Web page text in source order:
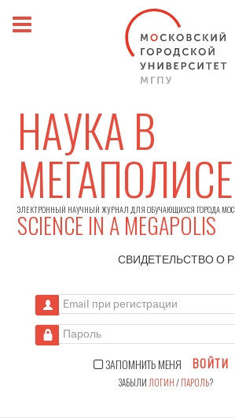
НАУКА В
МЕГАПОЛИСЕ
ЭЛЕКТРОННЫЙ НАУЧНЫЙ ЖУРНАЛ ДЛЯ ОБУЧАЮЩИХСЯ ГОРОДА
SCIENCE IN A MEGAPOLIS
СВИДЕТЕЛЬСТВО О
Email при регистрации
Пароль
ЗАПОМНИТЬ МЕНЯ ВОЙТИ
ЗАБЫЛИ ЛОГИН/ПАРОЛЬ?